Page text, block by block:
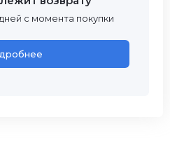
с момента покупки